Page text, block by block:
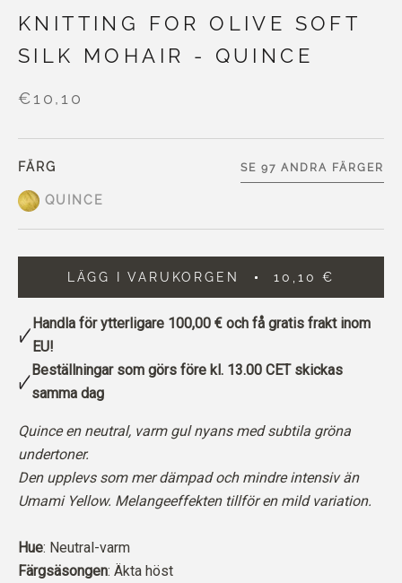
KNITTING FOR OLIVE SOFT
SILK MOHAIR - QUINCE
€10,10
FÄRG
QUINCE
SE 97 ANDRA FÄRGER
LÄGG I VARUKORGEN 10,10 €
Handla för ytterligare 100,00 €och få gratis frakt inom
EU!
Beställningar som görs före kl. 13.00 CET skickas
samma dag
Quince en neutral, varm gul nyans med subtila gröna
undertoner.
Den upplevs som mer dämpad och mindre intensiv än
Umami Yellow. Melangeeffekten tillför en mild variation.
Hue: Neutral-varm
Färgsäsongen: Äkta höst